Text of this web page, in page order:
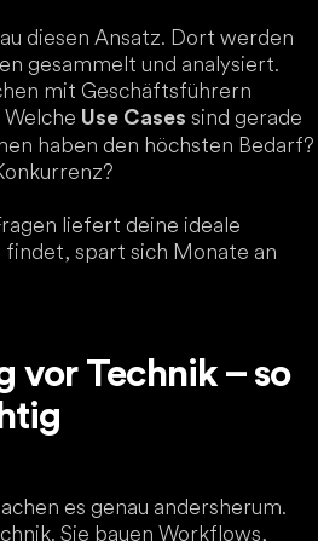
diesen Ansatz. Dort werden
gesammelt und analysiert.
mit Geschäftsführern
Use Cases sind gerade
haben den höchsten Bedarf?
liefert deine ideale
findet, spart sich Monate an
vor Technik – so
es genau andersherum.
Sie bauen Workflows,